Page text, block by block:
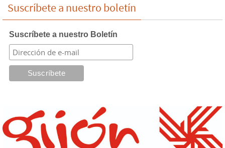
Suscríbete a nuestro boletín
Suscríbete a nuestro Boletín